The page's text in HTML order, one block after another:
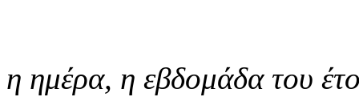
η ημέρα, η εβδομάδα του